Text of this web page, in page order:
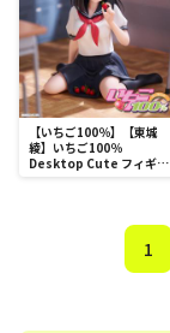
【いちご100％】【東城
綾】いちご100％
Desktop Cute フィギュ
1